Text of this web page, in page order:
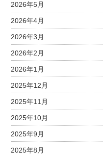
2026年5月
2026年4月
2026年3月
2026年2月
2026年1月
2025年12月
2025年11月
2025年10月
2025年9月
2025年8月